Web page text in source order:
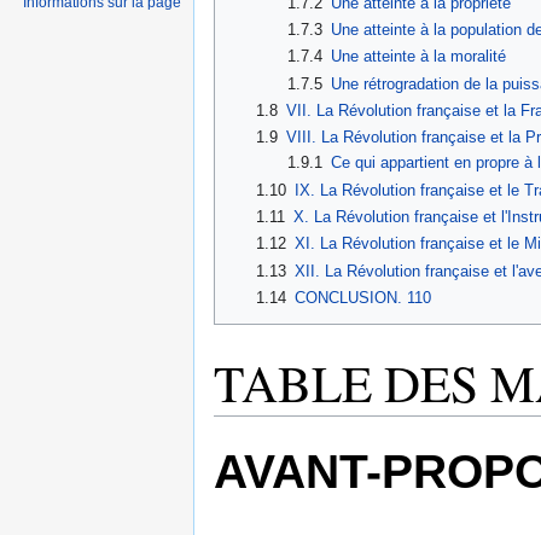
1.7.3 Une atteinte à la population
1.7.4 Une atteinte à la moralité
1.7.5 Une rétrogradation de la
1.8 VII. La Révolution française et la
1.9 VIII. La Révolution française et la
1.9.1 Ce qui appartient en propre
1.10 IX. La Révolution française et le
1.11 X. La Révolution française et
1.12 XI. La Révolution française et le
1.13 XII. La Révolution française et
1.14 CONCLUSION. 110
TABLE DES
AVANT-